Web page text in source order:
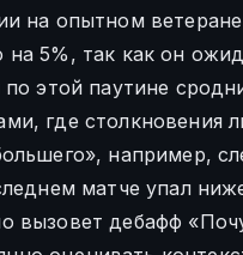
на опытном
5%, так как он
по этой паутине
где столкновения
например,
матче упал
вызовет дебафф